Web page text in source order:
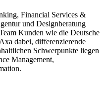
Financial Services &
und Designberatung
Kunden wie die Deutsche
dabei, differenzierende
Schwerpunkte liegen
Management,